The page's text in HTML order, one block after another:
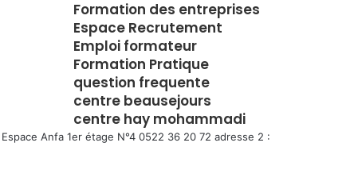
Formation des entreprises
Espace Recrutement
Emploi formateur
Formation Pratique
question frequente
centre beausejours
centre hay mohammadi
Anfa 1er étage N°4 0522 36 20 72 adresse 2 :